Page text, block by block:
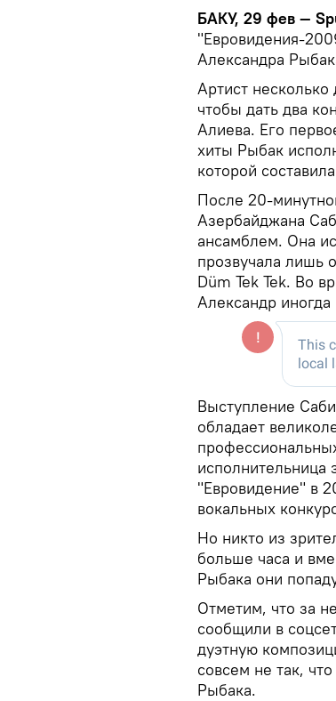
БАКУ, 29 фев —
"Евровидения-
Александра
Артист
чтобы дать два
Алиева. Его
хиты Рыбак
которой
После 20-
Азербайджана
ансамблем. Она
прозвучала лишь
Düm Tek Tek. Во
Александр
Выступление
обладает
исполнительница
"Евровидение" в
вокальных
Но никто из
больше часа и
Рыбака они
Отметим, что за
сообщили в
дуэтную
совсем не так,
Рыбака.